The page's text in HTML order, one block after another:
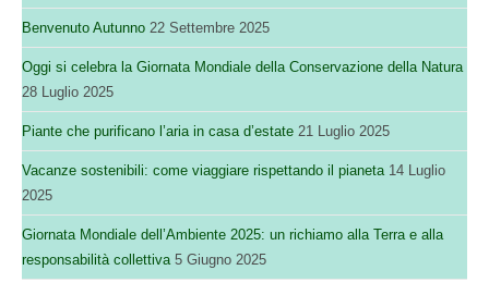
Benvenuto Autunno 22 Settembre 2025
Oggi si celebra la Giornata Mondiale della Conservazione della Natura
28 Luglio 2025
Piante che purificano l’aria in casa d’estate 21 Luglio 2025
Vacanze sostenibili: come viaggiare rispettando il pianeta 14 Luglio
2025
Giornata Mondiale dell’Ambiente 2025: un richiamo alla Terra e alla
responsabilità collettiva 5 Giugno 2025